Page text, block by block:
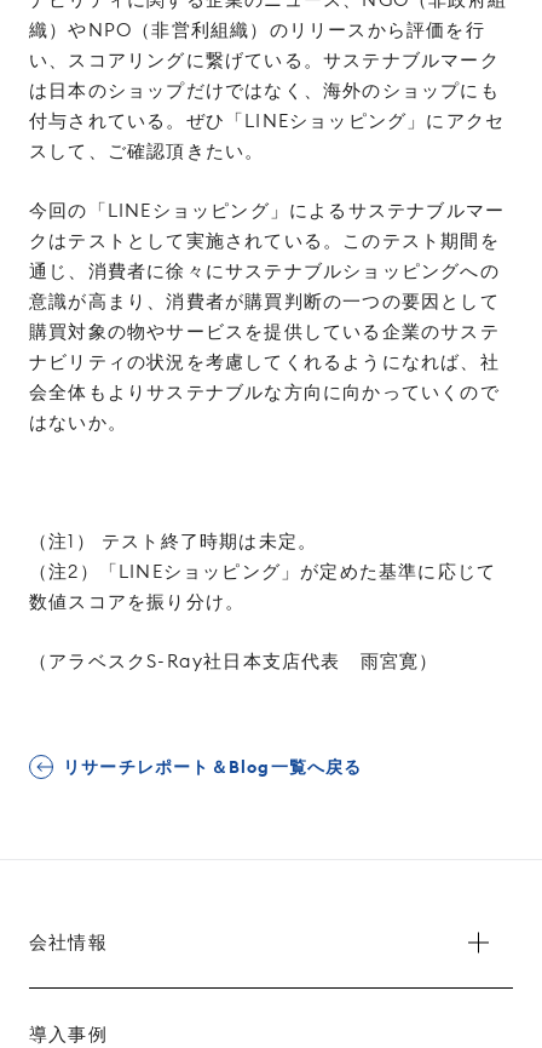
織）やNPO（非営利組織）のリリースから評価を行
い、スコアリングに繋げている。サステナブルマーク
は日本のショップだけではなく、海外のショップにも
付与されている。ぜひ「LINEショッピング」にアクセ
スして、ご確認頂きたい。
今回の「LINEショッピング」によるサステナブルマー
クはテストとして実施されている。このテスト期間を
通じ、消費者に徐々にサステナブルショッピングへの
意識が高まり、消費者が購買判断の一つの要因として
購買対象の物やサービスを提供している企業のサステ
ナビリティの状況を考慮してくれるようになれば、社
会全体もよりサステナブルな方向に向かっていくので
はないか。
（注1） テスト終了時期は未定。
（注2）「LINEショッピング」が定めた基準に応じて
数値スコアを振り分け。
（アラベスクS-Ray社日本支店代表 雨宮寛）
リサーチレポート＆Blog一覧へ戻る
会社情報
導入事例